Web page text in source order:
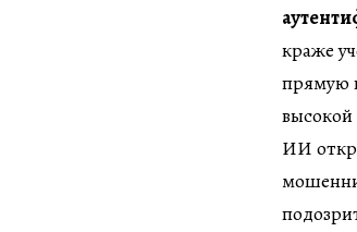
краже
прямую
ИИ